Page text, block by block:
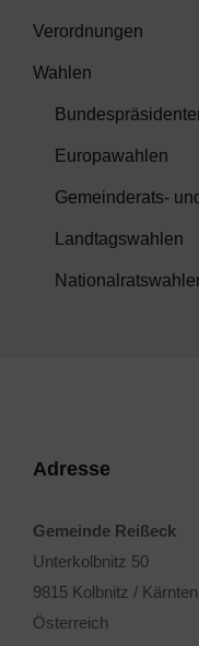
Verordnungen
Wahlen
Europawahlen
Gemeinderats-
Landtagswahlen
Adresse
Gemeinde Reißeck
Unterkolbnitz 50
9815 Kolbnitz / Kärnten
Österreich